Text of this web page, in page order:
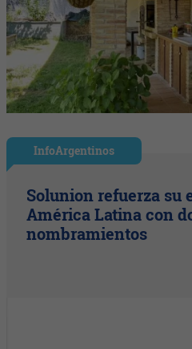
InfoArgentinos
Solunion refuerza su
América Latina con
nombramientos